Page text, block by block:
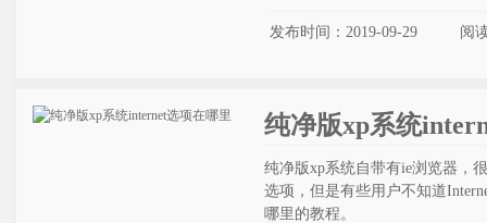
发布时间：2019-09-29 阅
纯净版xp系统
纯净版xp系统自带有ie浏览器，
选项，但是有些用户不知道
哪里的教程。